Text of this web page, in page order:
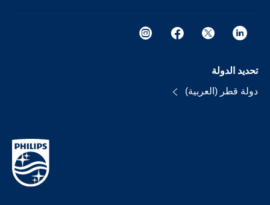
تحديد الدولة
دولة قطر (العربية)